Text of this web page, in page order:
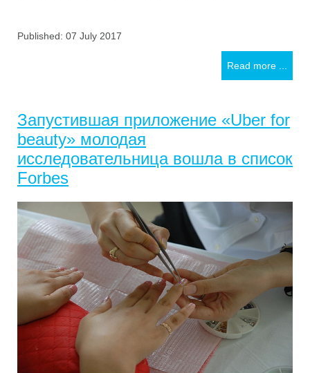
Published: 07 July 2017
Read more ...
Запустившая приложение «Uber for
beauty» молодая
исследовательница вошла в список
Forbes